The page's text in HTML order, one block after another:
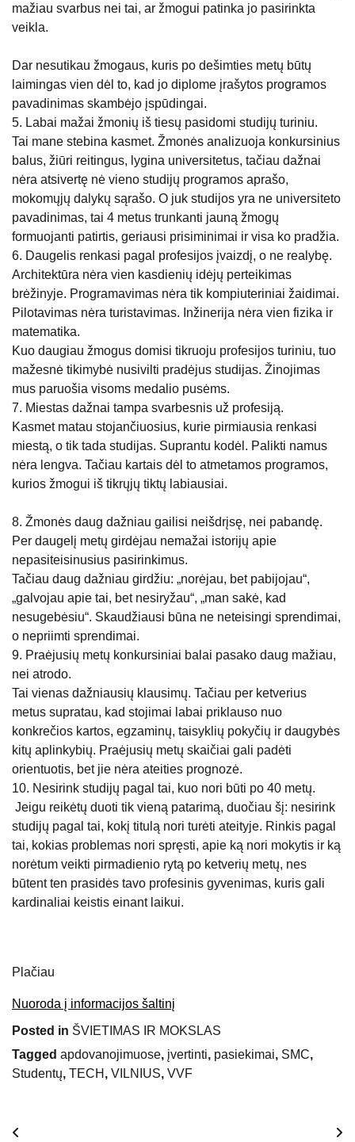
mažiau svarbus nei tai, ar žmogui patinka jo pasirinkta
veikla.
Dar nesutikau žmogaus, kuris po dešimties metų būtų
laimingas vien dėl to, kad jo diplome įrašytos programos
pavadinimas skambėjo įspūdingai.
5. Labai mažai žmonių iš tiesų pasidomi studijų turiniu.
Tai mane stebina kasmet. Žmonės analizuoja konkursinius
balus, žiūri reitingus, lygina universitetus, tačiau dažnai
nėra atsivertę nė vieno studijų programos aprašo,
mokomųjų dalykų sąrašo. O juk studijos yra ne universiteto
pavadinimas, tai 4 metus trunkanti jauną žmogų
formuojanti patirtis, geriausi prisiminimai ir visa ko pradžia.
6. Daugelis renkasi pagal profesijos įvaizdį, o ne realybę.
Architektūra nėra vien kasdienių idėjų perteikimas
brėžinyje. Programavimas nėra tik kompiuteriniai žaidimai.
Pilotavimas nėra turistavimas. Inžinerija nėra vien fizika ir
matematika.
Kuo daugiau žmogus domisi tikruoju profesijos turiniu, tuo
mažesnė tikimybė nusivilti pradėjus studijas. Žinojimas
mus paruošia visoms medalio pusėms.
7. Miestas dažnai tampa svarbesnis už profesiją.
Kasmet matau stojančiuosius, kurie pirmiausia renkasi
miestą, o tik tada studijas. Suprantu kodėl. Palikti namus
nėra lengva. Tačiau kartais dėl to atmetamos programos,
kurios žmogui iš tikrųjų tiktų labiausiai.
8. Žmonės daug dažniau gailisi neišdrįsę, nei pabandę.
Per daugelį metų girdėjau nemažai istorijų apie
nepasiteisinusius pasirinkimus.
Tačiau daug dažniau girdžiu: „norėjau, bet pabijojau“,
„galvojau apie tai, bet nesiryžau“, „man sakė, kad
nesugebėsiu“. Skaudžiausi būna ne neteisingi sprendimai,
o nepriimti sprendimai.
9. Praėjusių metų konkursiniai balai pasako daug mažiau,
nei atrodo.
Tai vienas dažniausių klausimų. Tačiau per ketverius
metus supratau, kad stojimai labai priklauso nuo
konkrečios kartos, egzaminų, taisyklių pokyčių ir daugybės
kitų aplinkybių. Praėjusių metų skaičiai gali padėti
orientuotis, bet jie nėra ateities prognozė.
10. Nesirink studijų pagal tai, kuo nori būti po 40 metų.
Jeigu reikėtų duoti tik vieną patarimą, duočiau šį: nesirink
studijų pagal tai, kokį titulą nori turėti ateityje. Rinkis pagal
tai, kokias problemas nori spręsti, apie ką nori mokytis ir ką
norėtum veikti pirmadienio rytą po ketverių metų, nes
būtent ten prasidės tavo profesinis gyvenimas, kuris gali
kardinaliai keistis einant laikui.
Plačiau
Nuoroda į informacijos šaltinį
Posted in ŠVIETIMAS IR MOKSLAS
Tagged apdovanojimuose, įvertinti, pasiekimai, SMC,
Studentų, TECH , VILNIUS, VVF
Navigacija